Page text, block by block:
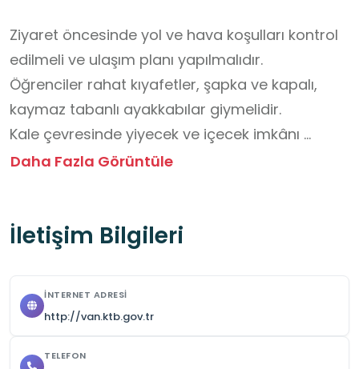
Ziyaret öncesinde yol ve hava koşulları kontrol
edilmeli ve ulaşım planı yapılmalıdır.
Öğrenciler rahat kıyafetler, şapka ve kapalı,
kaymaz tabanlı ayakkabılar giymelidir.
Kale çevresinde yiyecek ve içecek imkânı
bulunmamaktadır; öğrencilerin yanlarında su
gezilmelidir.
Sur ve yüksek alanlarda güvenlik kurallarına
Daha Fazla Görüntüle
İletişim Bilgileri
İNTERNET ADRESI
http://van.ktb.gov.tr
TELEFON